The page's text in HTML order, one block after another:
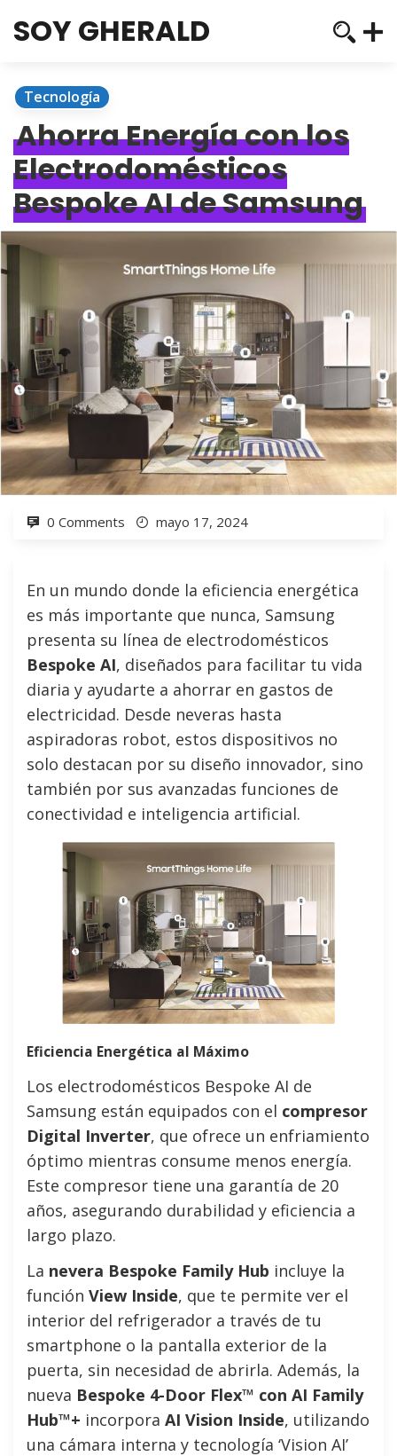
SOY GHERALD
Tecnología
Ahorra Energía con los
Electrodomésticos
Bespoke AI de Samsung
0 Comments mayo 17, 2024
En un mundo donde la eficiencia energética
es más importante que nunca, Samsung
presenta su línea de electrodomésticos
Bespoke AI, diseñados para facilitar tu vida
diaria y ayudarte a ahorrar en gastos de
electricidad. Desde neveras hasta
aspiradoras robot, estos dispositivos no
solo destacan por su diseño innovador, sino
también por sus avanzadas funciones de
conectividad e inteligencia artificial.
Eficiencia Energética al Máximo
Los electrodomésticos Bespoke AI de
Samsung están equipados con el compresor
Digital Inverter, que ofrece un enfriamiento
óptimo mientras consume menos energía.
Este compresor tiene una garantía de 20
años, asegurando durabilidad y eficiencia a
largo plazo.
La nevera Bespoke Family Hub incluye la
función View Inside, que te permite ver el
interior del refrigerador a través de tu
smartphone o la pantalla exterior de la
puerta, sin necesidad de abrirla. Además, la
nueva Bespoke 4-Door Flex™ con AI Family
Hub™+ incorpora AI Vision Inside, utilizando
una cámara interna y tecnología ‘Vision AI’